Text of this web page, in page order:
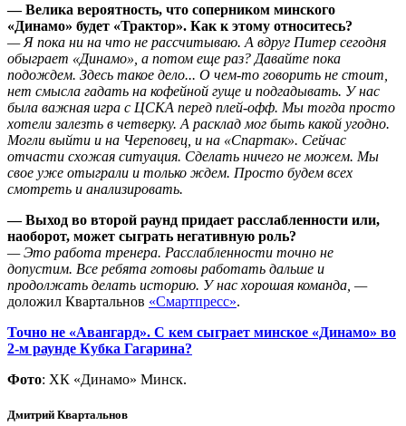
— Велика вероятность, что соперником минского
«Динамо» будет «Трактор». Как к этому относитесь?
— Я пока ни на что не рассчитываю. А вдруг Питер сегодня
обыграет «Динамо», а потом еще раз? Давайте пока
подождем. Здесь такое дело... О чем-то говорить не стоит,
нет смысла гадать на кофейной гуще и подгадывать. У нас
была важная игра с ЦСКА перед плей-офф. Мы тогда просто
хотели залезть в четверку. А расклад мог быть какой угодно.
Могли выйти и на Череповец, и на «Спартак». Сейчас
отчасти схожая ситуация. Сделать ничего не можем. Мы
свое уже отыграли и только ждем. Просто будем всех
смотреть и анализировать.
— Выход во второй раунд придает расслабленности или,
наоборот, может сыграть негативную роль?
— Это работа тренера. Расслабленности точно не
допустим. Все ребята готовы работать дальше и
продолжать делать историю. У нас хорошая команда, —
доложил Квартальнов «Смартпресс».
Точно не «Авангард». С кем сыграет минское «Динамо» во
2-м раунде Кубка Гагарина?
Фото: ХК «Динамо» Минск.
Дмитрий Квартальнов